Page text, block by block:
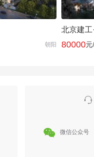
朝阳
北京建工
80000

 微信公众号